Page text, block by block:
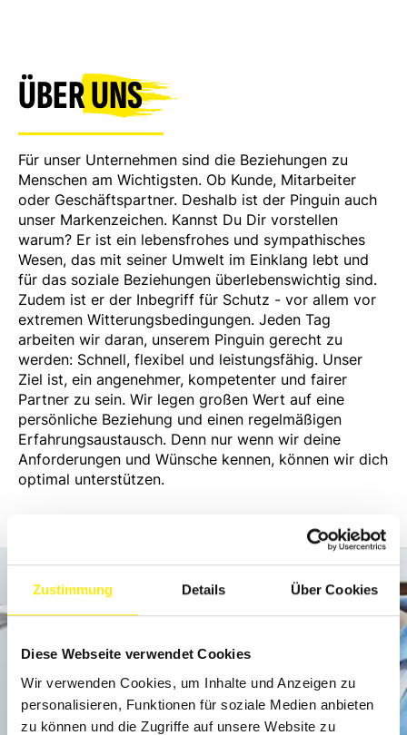
Zustimmung Details Über Cookies
Diese Webseite verwendet Cookies
Wir verwenden Cookies, um Inhalte und Anzeigen zu
personalisieren, Funktionen für soziale Medien anbieten
zu können und die Zugriffe auf unsere Website zu
ÜBERUNS
Für unser Unternehmen sind die Beziehungen zu
Menschen am Wichtigsten. Ob Kunde, Mitarbeiter
oder Geschäftspartner. Deshalb ist der Pinguin auch
unser Markenzeichen. Kannst Du Dir vorstellen
warum? Er ist ein lebensfrohes und sympathisches
Wesen, das mit seiner Umwelt im Einklang lebt und
für das soziale Beziehungen überlebenswichtig sind.
Zudem ist er der Inbegriff für Schutz - vor allem vor
extremen Witterungsbedingungen. Jeden Tag
arbeiten wir daran, unserem Pinguin gerecht zu
werden: Schnell, flexibel und leistungsfähig. Unser
Ziel ist, ein angenehmer, kompetenter und fairer
Partner zu sein. Wir legen großen Wert auf eine
persönliche Beziehung und einen regelmäßigen
Erfahrungsaustausch. Denn nur wenn wir deine
Anforderungen und Wünsche kennen, können wir dich
optimal unterstützen.